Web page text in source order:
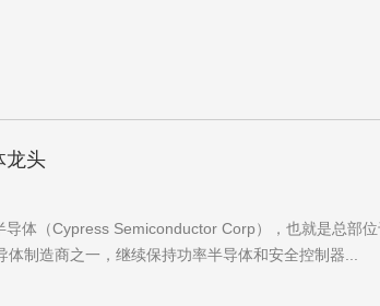
龙头
体（Cypress Semiconductor Corp），也就是总部
制造商之一，继续保持功率半导体和安全控制器...